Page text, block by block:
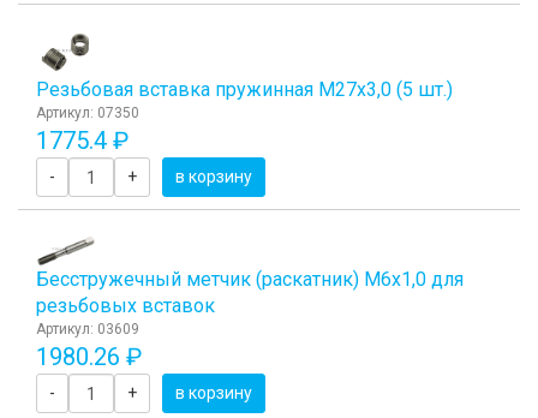
Резьбовая вставка пружинная M27x3,0 (5 шт.)
Артикул: 07350
1775.4 ₽
- + в корзину
Бесстружечный метчик (раскатник) M6х1,0 для
резьбовых вставок
Артикул: 03609
1980.26 ₽
- + в корзину